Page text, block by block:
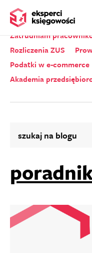
Wszystkie kategorie
Zatrudniam
Rozliczenia ZUS
Podatki w e-commerce
Akademia